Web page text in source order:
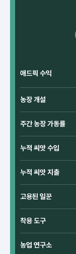
애드픽 수익
농장 개설
주간 농장 가동률
누적 씨앗 수입
누적 씨앗 지출
고용된 일꾼
착용 도구
농업 연구소